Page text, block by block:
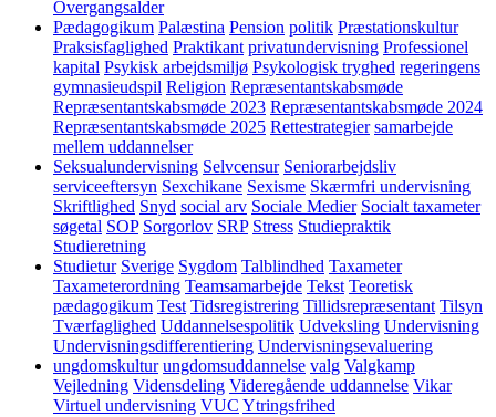
Overgangsalder
Pædagogikum Palæstina Pension politik Præstationskultur
Praksisfaglighed Praktikant privatundervisning Professionel
kapital Psykisk arbejdsmiljø Psykologisk tryghed regeringens
gymnasieudspil Religion Repræsentantskabsmøde
Repræsentantskabsmøde 2023 Repræsentantskabsmøde 2024
Repræsentantskabsmøde 2025 Rettestrategier samarbejde
mellem uddannelser
Seksualundervisning Selvcensur Seniorarbejdsliv
serviceeftersyn Sexchikane Sexisme Skærmfri undervisning
Skriftlighed Snyd social arv Sociale Medier Socialt taxameter
søgetal SOP Sorgorlov SRP Stress Studiepraktik
Studieretning
Studietur Sverige Sygdom Talblindhed Taxameter
Taxameterordning Teamsamarbejde Tekst Teoretisk
pædagogikum Test Tidsregistrering Tillidsrepræsentant Tilsyn
Tværfaglighed Uddannelsespolitik Udveksling Undervisning
Undervisningsdifferentiering Undervisningsevaluering
ungdomskultur ungdomsuddannelse valg Valgkamp
Vejledning Vidensdeling Videregående uddannelse Vikar
Virtuel undervisning VUC Ytringsfrihed